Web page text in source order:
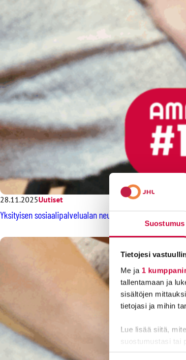
Suostumus
Tietojesi
Me ja 1
tallentamaan ja
sisältöjen
tietojasi ja mihin
Lue lisää siitä,
suostumustasi tai
28.11.2025Uutiset
Yksityisen sosiaalipalvelualan neuvottelupöydässä tiivis